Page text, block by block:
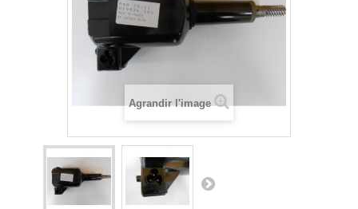
Agrandir l'image